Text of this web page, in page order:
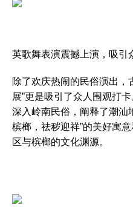
英歌舞表演震撼上演，吸引
除了欢庆热闹的民俗演出，
展”更是吸引了众人围观打
深入岭南民俗，阐释了潮汕
槟榔，祛秽迎祥”的美好寓
区与槟榔的文化渊源。